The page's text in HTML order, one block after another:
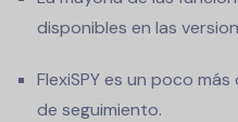
disponibles en las
FlexiSPY es un poco
de seguimiento.